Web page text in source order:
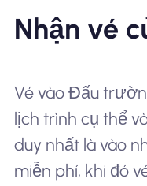
Nhận vé
Vé vào Đấu
lịch trình cụ thể
duy nhất là vào
miễn phí, khi đó